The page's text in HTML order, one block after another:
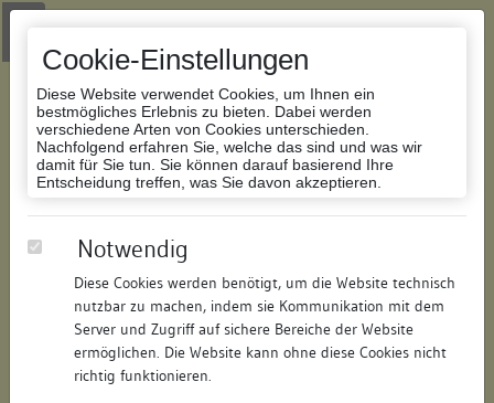
Cookie-Einstellungen
Diese Website verwendet Cookies, um Ihnen ein
bestmögliches Erlebnis zu bieten. Dabei werden
verschiedene Arten von Cookies unterschieden.
Nachfolgend erfahren Sie, welche das sind und was wir
damit für Sie tun. Sie können darauf basierend Ihre
Entscheidung treffen, was Sie davon akzeptieren.
Notwendig
Diese Cookies werden benötigt, um die Website technisch
nutzbar zu machen, indem sie Kommunikation mit dem
Server und Zugriff auf sichere Bereiche der Website
ermöglichen. Die Website kann ohne diese Cookies nicht
richtig funktionieren.
Zur Navigation springen
Zum Inhalt der Website springen
Datenbank Bauforschung/Restaurierung
129557896111/Datum:04.05.2016
Datenbestand:
Bauforschung und Restaurierung
Als PDF herunterladen: